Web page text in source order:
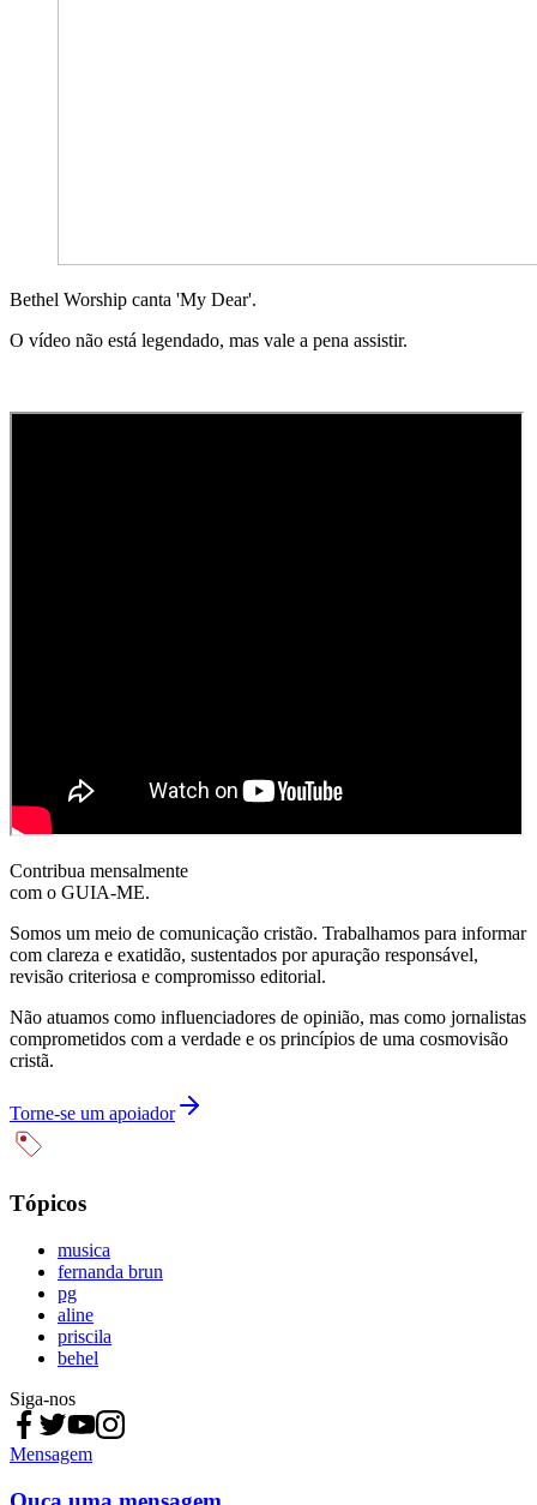
Bethel Worship canta 'My Dear'.
O vídeo não está legendado, mas vale a pena assistir.
Contribua mensalmente
com o GUIA-ME.
Somos um meio de comunicação cristão. Trabalhamos para informar
com clareza e exatidão, sustentados por apuração responsável,
revisão criteriosa e compromisso editorial.
Não atuamos como influenciadores de opinião, mas como jornalistas
comprometidos com a verdade e os princípios de uma cosmovisão
cristã.
Torne-se um apoiador
Tópicos
musica
fernanda brun
pg
aline
priscila
behel
Siga-nos
Mensagem